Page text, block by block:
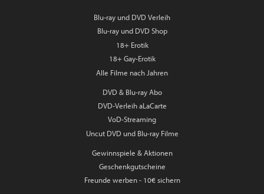
Blu-ray und DVD Verleih
Blu-ray und DVD Shop
18+ Erotik
18+ Gay-Erotik
Alle Filme nach Jahren
DVD & Blu-ray Abo
DVD-Verleih aLaCarte
VoD-Streaming
Uncut DVD und Blu-ray Filme
Gewinnspiele & Aktionen
Geschenkgutscheine
Freunde werben - 10€ sichern